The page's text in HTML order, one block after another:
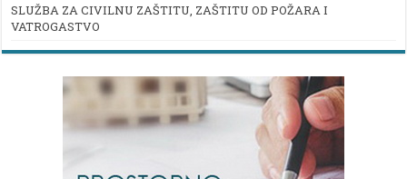
SLUŽBA ZA CIVILNU ZAŠTITU, ZAŠTITU OD POŽARA I
VATROGASTVO